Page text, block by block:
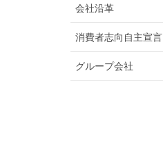
会社沿革
消費者志向自主宣言
グループ会社